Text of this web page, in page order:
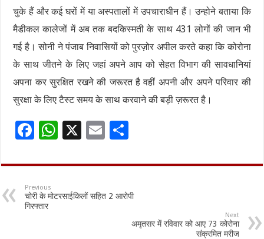
चुके हैं और कई घरों में या अस्पतालों में उपचाराधीन हैं। उन्होने बताया कि
मैडीकल कालेजों में अब तक बदकिस्मती के साथ 431 लोगों की जान भी
गई है। सोनी ने पंजाब निवासियों को पुरज़ोर अपील करते कहा कि कोरोना
के साथ जीतने के लिए जहां अपने आप को सेहत विभाग की सावधानियां
अपना कर सुरक्षित रखने की जरूरत है वहीं अपनी और अपने परिवार की
सुरक्षा के लिए टैस्ट समय के साथ करवाने की बड़ी ज़रूरत है।
F
e
b
o
W
at
sA
p
X
E
ai ar
e
Previous
चोरी के मोटरसाईकिलों सहित 2 आरोपी
गिरफ्तार
Next
अमृतसर में रविवार को आए 73 कोरोना
संक्रमित मरीज